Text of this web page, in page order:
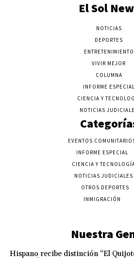
El Sol
NOTICIAS
DEPORTES
ENTRETENIMIENTO
VIVIR MEJOR
COLUMNA
INFORME
CIENCIA Y
NOTICIAS
EVENTOS
INFORME ESPECIAL
CIENCIA Y
NOTICIAS JUDICIALES
OTROS DEPORTES
INMIGRACIÓN
Nuestra
Hispano recibe distinción “El